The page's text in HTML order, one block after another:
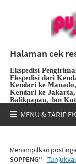
Halaman cek
Ekspedisi
Ekspedisi dari
Kendari ke
Kendari ke
Balikpapan, dan
Menampilkan
SOPPENG